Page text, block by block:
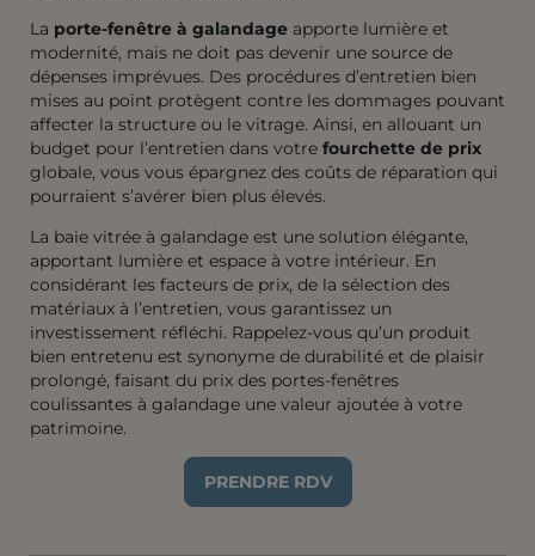
La porte-fenêtre à galandage apporte lumière et
modernité, mais ne doit pas devenir une source de
dépenses imprévues. Des procédures d’entretien bien
mises au point protègent contre les dommages pouvant
affecter la structure ou le vitrage. Ainsi, en allouant un
budget pour l’entretien dans votre fourchette de prix
globale, vous vous épargnez des coûts de réparation qui
pourraient s’avérer bien plus élevés.
La baie vitrée à galandage est une solution élégante,
apportant lumière et espace à votre intérieur. En
considérant les facteurs de prix, de la sélection des
matériaux à l’entretien, vous garantissez un
investissement réfléchi. Rappelez-vous qu’un produit
bien entretenu est synonyme de durabilité et de plaisir
prolongé, faisant du prix des portes-fenêtres
coulissantes à galandage une valeur ajoutée à votre
patrimoine.
PRENDRE RDV